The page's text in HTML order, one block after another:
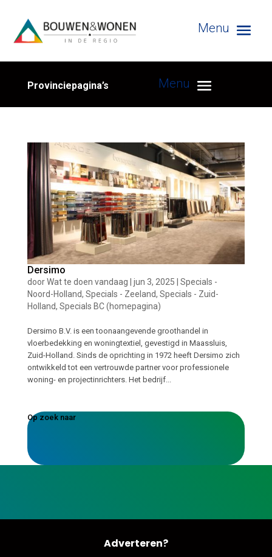
Provinciepagina’s
Dersimo
doorWat te doen vandaag jun 3, 2025
Specials -
Noord-Holland, Specials - Zeeland, Specials - Zuid-
Holland, Specials BC (homepagina)
Dersimo B.V. is een toonaangevende groothandel in
vloerbedekking en woningtextiel, gevestigd in Maassluis,
Zuid-Holland. Sinds de oprichting in 1972 heeft Dersimo zich
ontwikkeld tot een vertrouwde partner voor professionele
woning- en projectinrichters. Het bedrijf...
Op zoek naar
Adverteren?